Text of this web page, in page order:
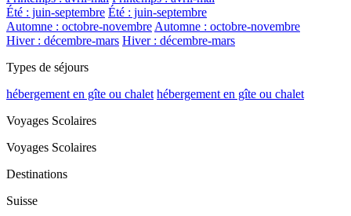
Été : juin-septembre Été : juin-septembre
Automne : octobre-novembre Automne : octobre-novembre
Hiver : décembre-mars Hiver : décembre-mars
Types de séjours
hébergement en gîte ou chalet hébergement en gîte ou chalet
Voyages Scolaires
Voyages Scolaires
Destinations
Suisse